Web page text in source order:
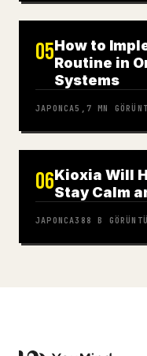
05How to
Routine in
Systems
JAPONCA5,7 MN
06Kioxia Will
Stay Calm
JAPONCA388 B